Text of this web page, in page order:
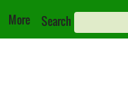
More Search